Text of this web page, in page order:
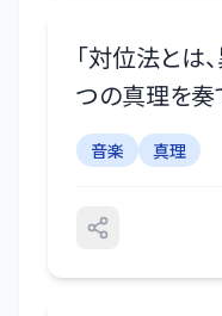
「対位法とは
つの真理を奏
音楽 真理